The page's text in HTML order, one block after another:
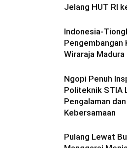
Jelang HUT RI
Indonesia-
Pengembangan
Wiraraja Madura
Ngopi Penuh
Politeknik STIA
Pengalaman
Kebersamaan
Pulang Lewat